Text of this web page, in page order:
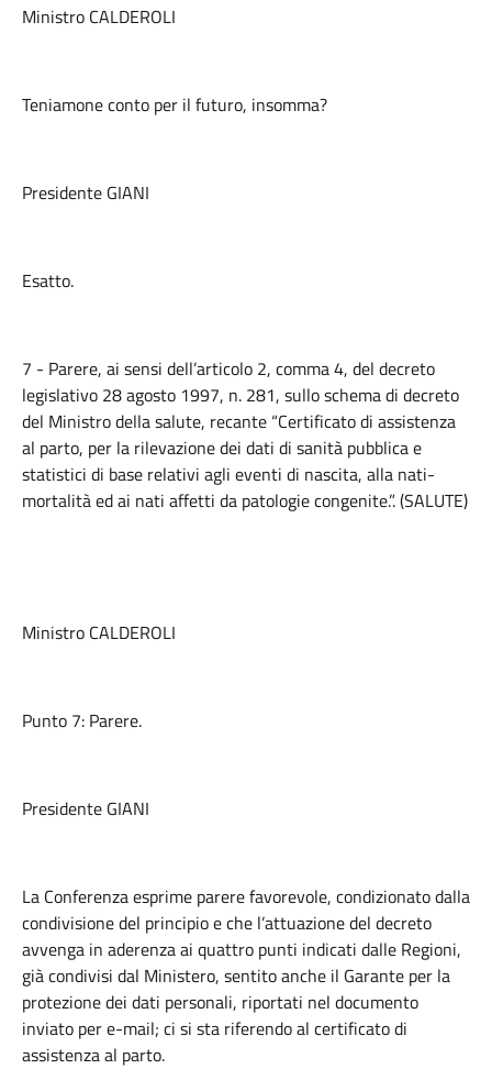
Ministro CALDEROLI
Teniamone conto per il futuro, insomma?
Presidente GIANI
Esatto.
7 - Parere, ai sensi dell’articolo 2, comma 4, del decreto
legislativo 28 agosto 1997, n. 281, sullo schema di decreto
del Ministro della salute, recante “Certificato di assistenza
al parto, per la rilevazione dei dati di sanità pubblica e
statistici di base relativi agli eventi di nascita, alla nati-
mortalità ed ai nati affetti da patologie congenite.”. (SALUTE)
Ministro CALDEROLI
Punto 7: Parere.
Presidente GIANI
La Conferenza esprime parere favorevole, condizionato dalla
condivisione del principio e che l’attuazione del decreto
avvenga in aderenza ai quattro punti indicati dalle Regioni,
già condivisi dal Ministero, sentito anche il Garante per la
protezione dei dati personali, riportati nel documento
inviato per e-mail; ci si sta riferendo al certificato di
assistenza al parto.